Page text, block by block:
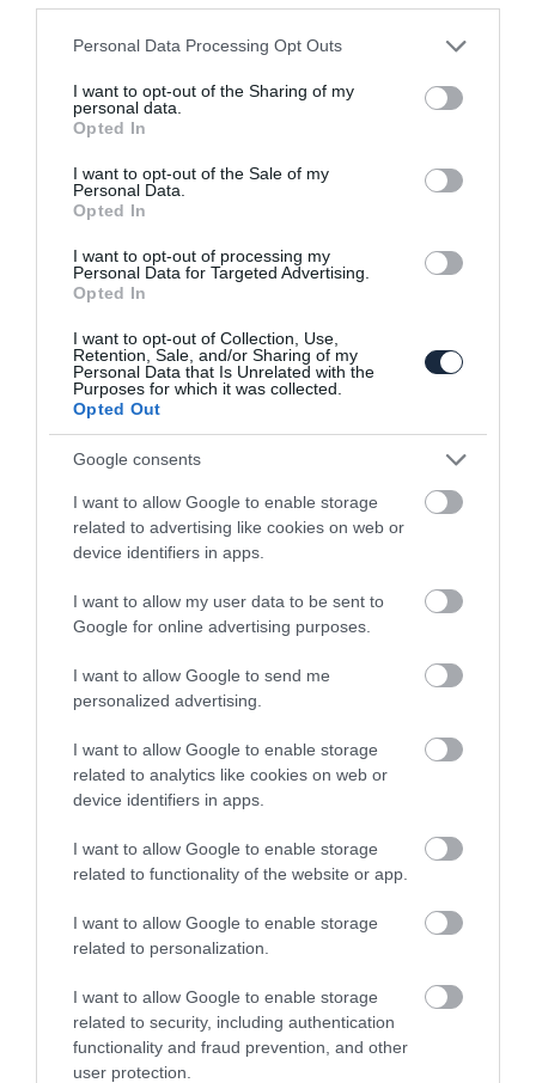
Please note that this website/app uses one or more Google
not limited to your visit or usage behaviour. You may click to
grant or deny consent to Google and its third-party tags to
use your data for below specified purposes in below Google
consent section.
Personal Data Processing Opt Outs
I want to opt-out of the Sharing of my
personal data.
Opted In
I want to opt-out of the Sale of my
Personal Data.
Opted In
I want to opt-out of processing my
Personal Data for Targeted Advertising.
Opted In
I want to opt-out of Collection, Use,
Retention, Sale, and/or Sharing of my
Personal Data that Is Unrelated with the
Purposes for which it was collected.
Opted Out
Google consents
I want to allow Google to enable storage
related to advertising like cookies on web or
device identifiers in apps.
I want to allow my user data to be sent to
Google for online advertising purposes.
I want to allow Google to send me
personalized advertising.
I want to allow Google to enable storage
related to analytics like cookies on web or
device identifiers in apps.
I want to allow Google to enable storage
related to functionality of the website or app.
I want to allow Google to enable storage
related to personalization.
I want to allow Google to enable storage
related to security, including authentication
functionality and fraud prevention, and other
user protection.
Felfrissült a Lada 4x4
Hivatalos: visszatér a magyar piacra a
Lada
Platós kiviteleket kapott a Lada 4X4, vagy
Újabb X-modellt tervez a Lada